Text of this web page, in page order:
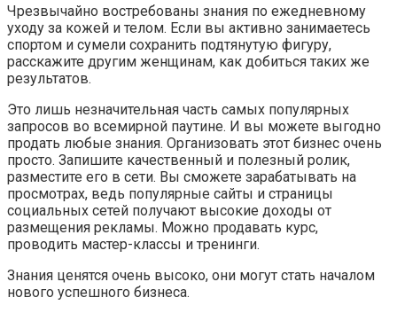
Чрезвычайно востребованы знания по ежедневному
уходу за кожей и телом. Если вы активно занимаетесь
спортом и сумели сохранить подтянутую фигуру,
расскажите другим женщинам, как добиться таких же
результатов.
Это лишь незначительная часть самых популярных
запросов во всемирной паутине. И вы можете выгодно
продать любые знания. Организовать этот бизнес очень
просто. Запишите качественный и полезный ролик,
разместите его в сети. Вы сможете зарабатывать на
просмотрах, ведь популярные сайты и страницы
социальных сетей получают высокие доходы от
размещения рекламы. Можно продавать курс,
проводить мастер-классы и тренинги.
Знания ценятся очень высоко, они могут стать началом
нового успешного бизнеса.